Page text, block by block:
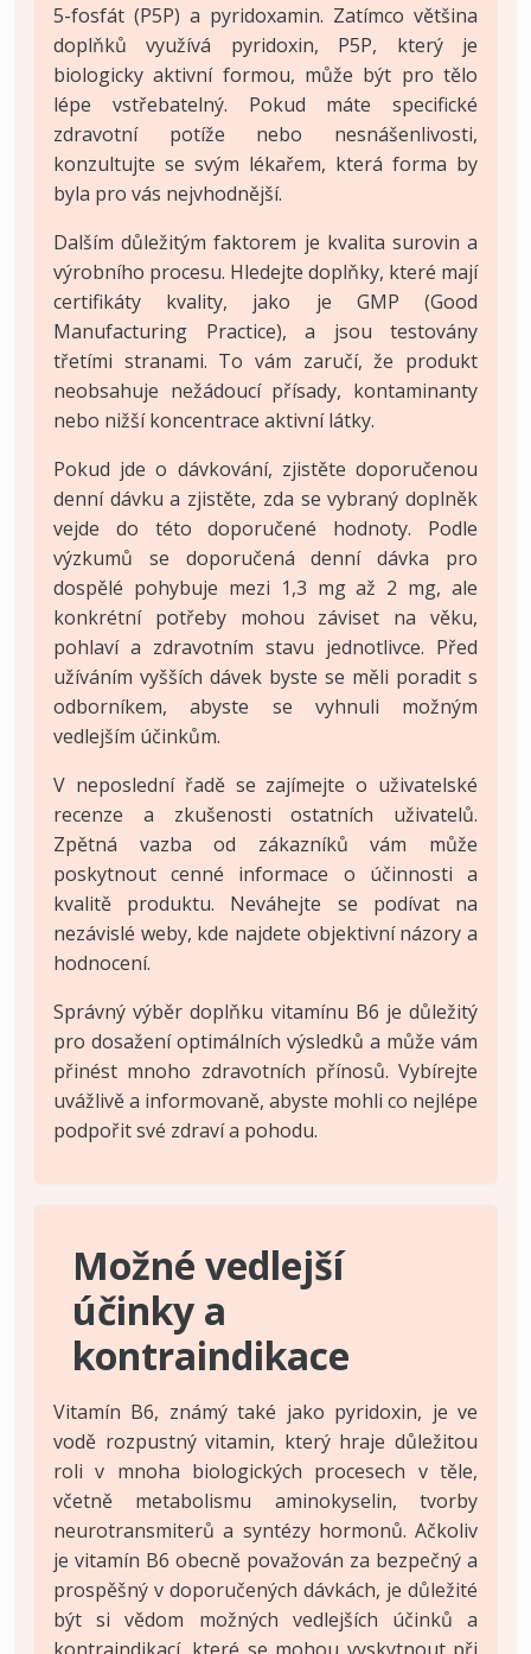
5-fosfát (P5P) a pyridoxamin. Zatímco většina
doplňků využívá pyridoxin, P5P, který je
biologicky aktivní formou, může být pro tělo
lépe vstřebatelný. Pokud máte specifické
zdravotní potíže nebo nesnášenlivosti,
konzultujte se svým lékařem, která forma by
byla pro vás nejvhodnější.
Dalším důležitým faktorem je kvalita surovin a
výrobního procesu. Hledejte doplňky, které mají
certifikáty kvality, jako je GMP (Good
Manufacturing Practice), a jsou testovány
třetími stranami. To vám zaručí, že produkt
neobsahuje nežádoucí přísady, kontaminanty
nebo nižší koncentrace aktivní látky.
Pokud jde o dávkování, zjistěte doporučenou
denní dávku a zjistěte, zda se vybraný doplněk
vejde do této doporučené hodnoty. Podle
výzkumů se doporučená denní dávka pro
dospělé pohybuje mezi 1,3 mg až 2 mg, ale
konkrétní potřeby mohou záviset na věku,
pohlaví a zdravotním stavu jednotlivce. Před
užíváním vyšších dávek byste se měli poradit s
odborníkem, abyste se vyhnuli možným
vedlejším účinkům.
V neposlední řadě se zajímejte o uživatelské
recenze a zkušenosti ostatních uživatelů.
Zpětná vazba od zákazníků vám může
poskytnout cenné informace o účinnosti a
kvalitě produktu. Neváhejte se podívat na
nezávislé weby, kde najdete objektivní názory a
hodnocení.
Správný výběr doplňku vitamínu B6 je důležitý
pro dosažení optimálních výsledků a může vám
přinést mnoho zdravotních přínosů. Vybírejte
uvážlivě a informovaně, abyste mohli co nejlépe
podpořit své zdraví a pohodu.
Možné vedlejší
účinky a
kontraindikace
Vitamín B6, známý také jako pyridoxin, je ve
vodě rozpustný vitamin, který hraje důležitou
roli v mnoha biologických procesech v těle,
včetně metabolismu aminokyselin, tvorby
neurotransmiterů a syntézy hormonů. Ačkoliv
je vitamín B6 obecně považován za bezpečný a
prospěšný v doporučených dávkách, je důležité
být si vědom možných vedlejších účinků a